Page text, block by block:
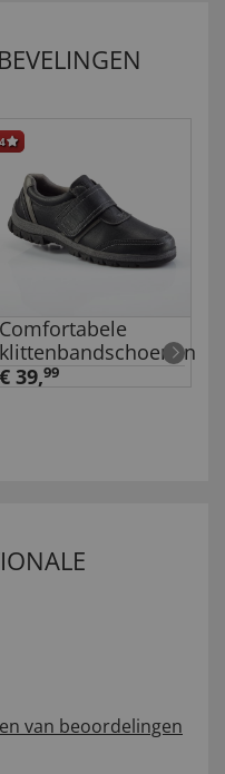
4
Comfortabele
klittenbandschoenen
€ 39,99
van beoordelingen